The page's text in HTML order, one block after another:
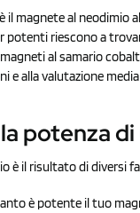
magnete al neodimio
potenti riescono a
al samario
e alla valutazione
potenza
è il risultato di diversi
è potente il tuo